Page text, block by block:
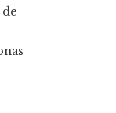
de